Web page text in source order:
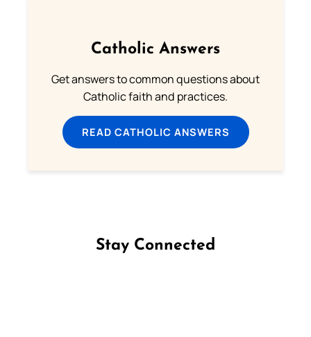
Catholic Answers
Get answers to common questions about
Catholic faith and practices.
READ CATHOLIC ANSWERS
Stay Connected